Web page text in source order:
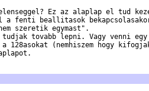
Ez az alaplap el tud
a fenti beallitasok
szeretik egymast".
tovabb lepni. Vagy venni egy
128asokat (nemhiszem hogy